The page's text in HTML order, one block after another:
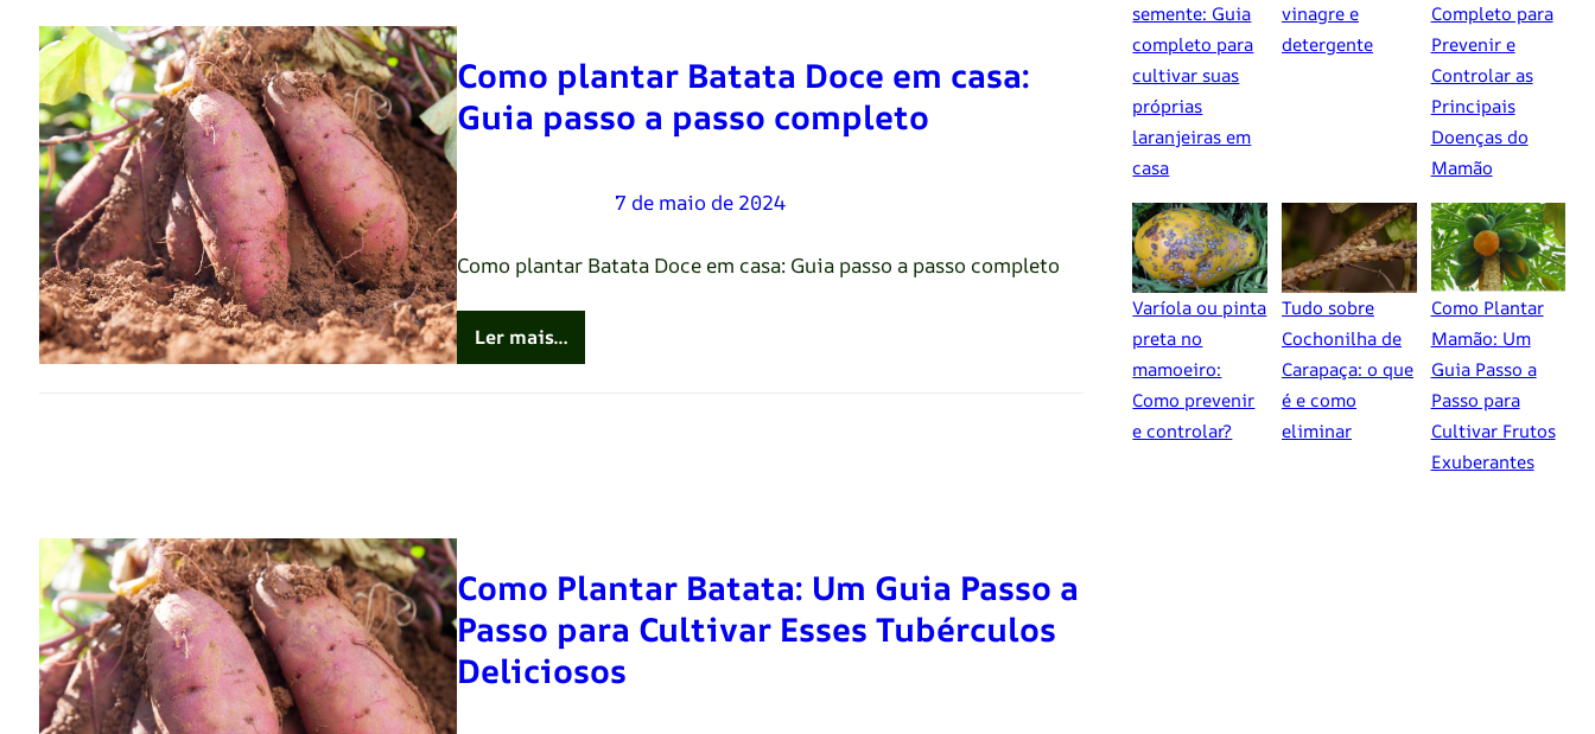
Como plantar Batata Doce em casa:
Guia passo a passo completo
Renato Oliveira 7 de maio de 2024
Como plantar Batata Doce em casa: Guia passo a passo completo
Ler mais…
Como Plantar Batata: Um Guia Passo a
Passo para Cultivar Esses Tubérculos
Deliciosos
semente: Guia
completo para
cultivar suas
próprias
laranjeiras em
casa
vinagre e
detergente
Completo para
Prevenir e
Controlar as
Principais
Doenças do
Mamão
Varíola ou pinta
preta no
mamoeiro:
Como prevenir
e controlar?
Tudo sobre
Cochonilha de
Carapaça: o que
é e como
eliminar
Como Plantar
Mamão: Um
Guia Passo a
Passo para
Cultivar Frutos
Exuberantes